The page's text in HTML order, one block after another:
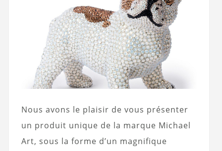
Nous avons le plaisir de vous présenter
un produit unique de la marque Michael
Art, sous la forme d’un magnifique